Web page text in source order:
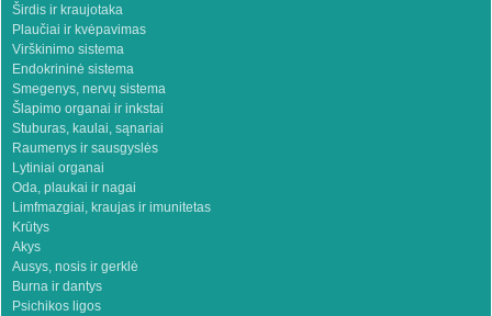
Širdis ir kraujotaka
Plaučiai ir kvėpavimas
Virškinimo sistema
Endokrininė sistema
Smegenys, nervų sistema
Šlapimo organai ir inkstai
Stuburas, kaulai, sąnariai
Raumenys ir sausgyslės
Lytiniai organai
Oda, plaukai ir nagai
Limfmazgiai, kraujas ir imunitetas
Krūtys
Akys
Ausys, nosis ir gerklė
Burna ir dantys
Psichikos ligos